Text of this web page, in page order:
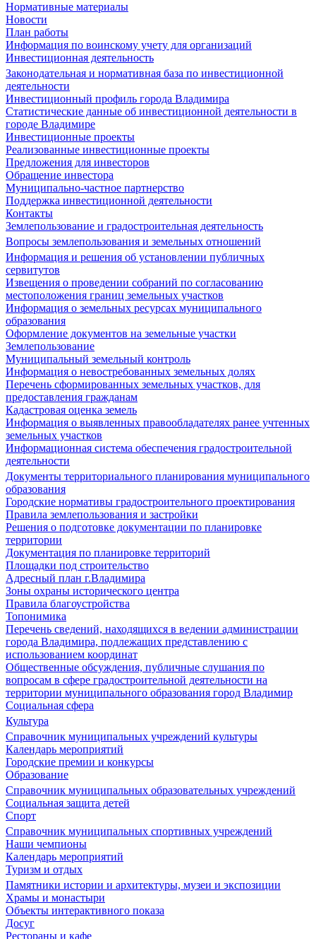
Нормативные материалы
Новости
План работы
Информация по воинскому учету для организаций
Инвестиционная деятельность
Законодательная и нормативная база по инвестиционной
деятельности
Инвестиционный профиль города Владимира
Статистические данные об инвестиционной деятельности в
городе Владимире
Инвестиционные проекты
Реализованные инвестиционные проекты
Предложения для инвесторов
Обращение инвестора
Муниципально-частное партнерство
Поддержка инвестиционной деятельности
Контакты
Землепользование и градостроительная деятельность
Вопросы землепользования и земельных отношений
Информация и решения об установлении публичных
сервитутов
Извещения о проведении собраний по согласованию
местоположения границ земельных участков
Информация о земельных ресурсах муниципального
образования
Оформление документов на земельные участки
Землепользование
Муниципальный земельный контроль
Информация о невостребованных земельных долях
Перечень сформированных земельных участков, для
предоставления гражданам
Кадастровая оценка земель
Информация о выявленных правообладателях ранее учтенных
земельных участков
Информационная система обеспечения градостроительной
деятельности
Документы территориального планирования муниципального
образования
Городские нормативы градостроительного проектирования
Правила землепользования и застройки
Решения о подготовке документации по планировке
территории
Документация по планировке территорий
Площадки под строительство
Адресный план г.Владимира
Зоны охраны исторического центра
Правила благоустройства
Топонимика
Перечень сведений, находящихся в ведении администрации
города Владимира, подлежащих представлению с
использованием координат
Общественные обсуждения, публичные слушания по
вопросам в сфере градостроительной деятельности на
территории муниципального образования город Владимир
Социальная сфера
Культура
Справочник муниципальных учреждений культуры
Календарь мероприятий
Городские премии и конкурсы
Образование
Справочник муниципальных образовательных учреждений
Социальная защита детей
Спорт
Справочник муниципальных спортивных учреждений
Наши чемпионы
Календарь мероприятий
Туризм и отдых
Памятники истории и архитектуры, музеи и экспозиции
Храмы и монастыри
Объекты интерактивного показа
Досуг
Рестораны и кафе